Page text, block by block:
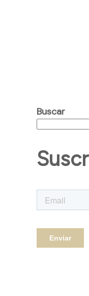
Buscar